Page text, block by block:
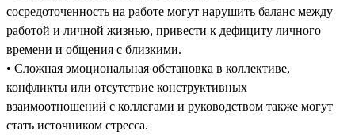
сосредоточенность на работе могут нарушить баланс между
работой и личной жизнью, привести к дефициту личного
времени и общения с близкими.
• Сложная эмоциональная обстановка в коллективе,
конфликты или отсутствие конструктивных
взаимоотношений с коллегами и руководством также могут
стать источником стресса.